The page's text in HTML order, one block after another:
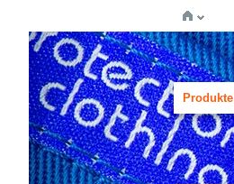
Startseite
Produkte